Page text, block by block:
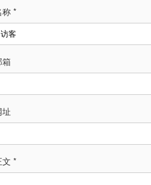
称 *
箱
址
文 *